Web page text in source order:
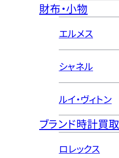
財布・小物
エルメス
シャネル
ルイ・ヴィトン
ブランド時計買取
ロレックス